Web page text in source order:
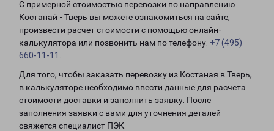
С примерной стоимостью перевозки по направлению
Костанай - Тверь вы можете ознакомиться на сайте,
произвести расчет стоимости с помощью онлайн-
калькулятора или позвонить нам по телефону: +7 (495)
660-11-11
Для того, чтобы заказать перевозку из Костаная в Тверь,
в калькуляторе необходимо ввести данные для расчета
стоимости доставки и заполнить заявку. После
заполнения заявки с вами для уточнения деталей
свяжется специалист ПЭК.